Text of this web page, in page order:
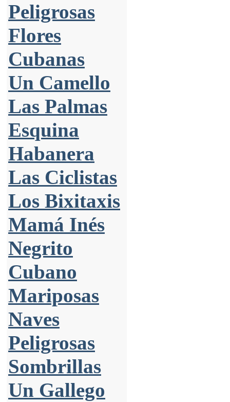
Peligrosas
Flores
Cubanas
Un Camello
Las Palmas
Esquina
Habanera
Las Ciclistas
Los Bixitaxis
Mamá Inés
Negrito
Cubano
Mariposas
Naves
Peligrosas
Sombrillas
Un Gallego